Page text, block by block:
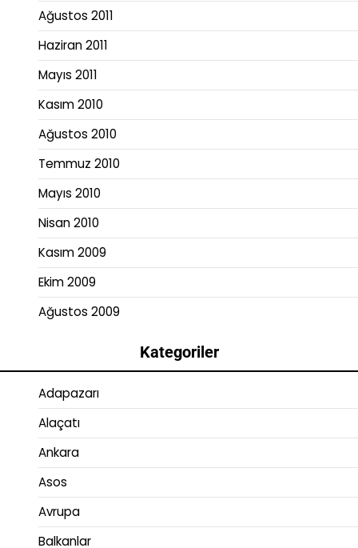
Ağustos 2011
Haziran 2011
Mayıs 2011
Kasım 2010
Ağustos 2010
Temmuz 2010
Mayıs 2010
Nisan 2010
Kasım 2009
Ekim 2009
Ağustos 2009
Kategoriler
Adapazarı
Alaçatı
Ankara
Asos
Avrupa
Balkanlar